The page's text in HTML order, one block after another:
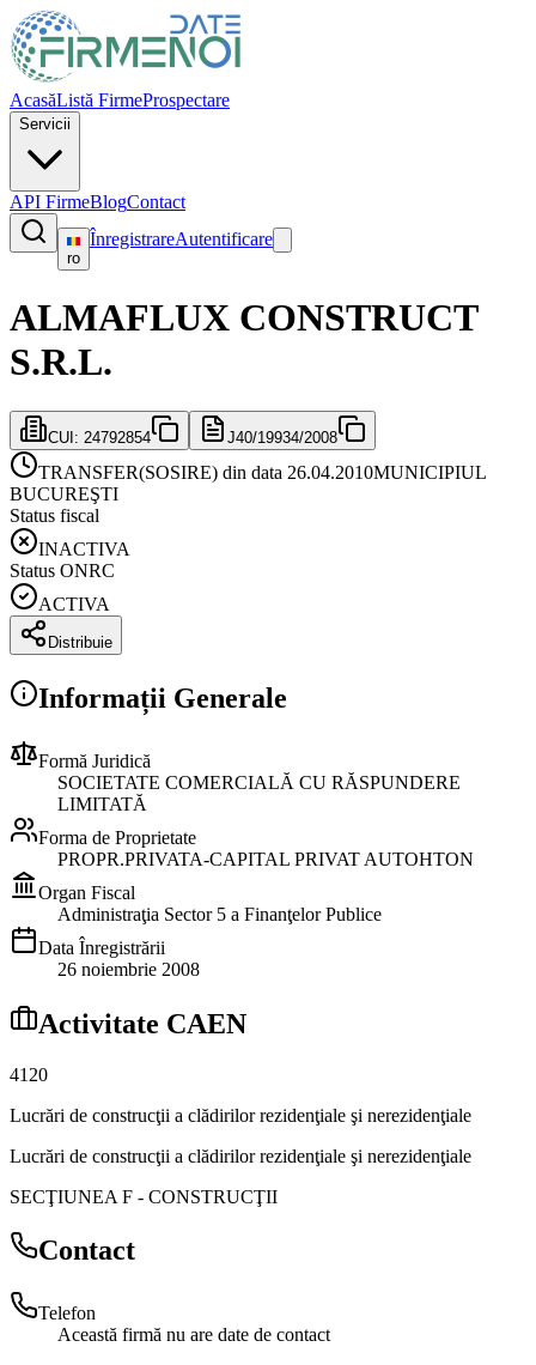
AcasăListă FirmeProspectare
Servicii
API FirmeBlogContact
ro
ÎnregistrareAutentificare
ALMAFLUX CONSTRUCT
S.R.L.
CUI: 24792854 J40/19934/2008
TRANSFER(SOSIRE) din data 26.04.2010MUNICIPIUL
BUCUREŞTI
Status fiscal
INACTIVA
Status ONRC
ACTIVA
Distribuie
Informații Generale
Formă Juridică
SOCIETATE COMERCIALĂ CU RĂSPUNDERE
LIMITATĂ
Forma de Proprietate
PROPR.PRIVATA-CAPITAL PRIVAT AUTOHTON
Organ Fiscal
Administraţia Sector 5 a Finanţelor Publice
Data Înregistrării
26 noiembrie 2008
Activitate CAEN
4120
Lucrări de construcţii a clădirilor rezidenţiale şi nerezidenţiale
Lucrări de construcţii a clădirilor rezidenţiale şi nerezidenţiale
SECŢIUNEA F - CONSTRUCŢII
Contact
Telefon
Această firmă nu are date de contact